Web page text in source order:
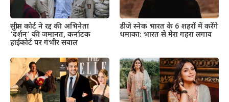
सुप्रीम कोर्ट ने रद्द की अभिनेता
‘दर्शन’ की जमानत, कर्नाटक
हाईकोर्ट पर गंभीर सवाल
डीजे स्नेक भारत के 6 शहरों में करेंगे
धमाका: भारत से मेरा गहरा लगाव